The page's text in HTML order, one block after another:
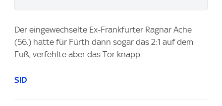
Der eingewechselte Ex-Frankfurter Ragnar Ache
(56.) hatte für Fürth dann sogar das 2:1 auf dem
Fuß, verfehlte aber das Tor knapp.
SID